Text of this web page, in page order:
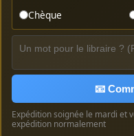
Chèque
📧
Expédition soignée le mardi et
expédition normalement